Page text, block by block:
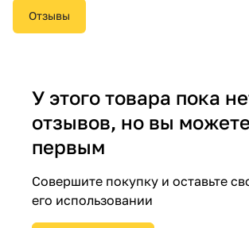
Отзывы
У этого товара пока
отзывов, но вы
первым
Совершите покупку и оставьте
его использовании